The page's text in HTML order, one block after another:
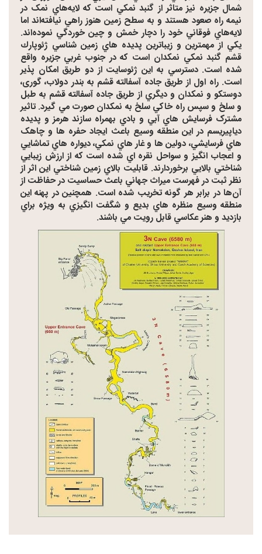
شمال جزيره نيز متاثر از گنبد نمکي است که لايه‌هاي نمک در
نيمه راه صعود هستند و به سطح زمين هنوز راهي نيافته‌اند اما
لايه‌هاي فوقاني خود را دچار خمش و چين خوردگي نموده‌اند.
يكي از مهمترين و زيباترين پديده هاي زمين شناسي ژئوپارك
قشم گنبد نمكي نمكدان است كه در جنوب غربي جزيره واقع
شده است. دسترسي به اين ژئوسايت از دو طريق امكان پذير
است. راه اول از طريق جاده آسفالته قشم به بندر دولاب، گوری،
دوستكو و نمكدان و ديگري از طريق جاده آسفالته قشم به طبل
و سلخ و سپس راه خاكي سلخ به نمكدان صورت مي گيرد. تاثير
مشترک فرسايش هاي آبي و بادي بهمراه سازند هرمز و پديده
دياپيريسم در اين منطقه وسيع باعث ايجاد حفره ها و چاهک
هاي فرسايشي، دولين ها و غار هاي نمکي، ديواره هاي تماشايي
و اعجاب انگيز و سواحل نقره اي شده است که از ارزش زيبايي
شناختي بالايي برخوردارند. قابليت بالاي زمين شناختي اين اثر از
نظر ثبت در فهرست ميراث جهاني باعث حساسيت در حفاظت از
آن‌ها در برابر هر گونه تخريب شده است. همچنين در پهنه اين
منطقه وسيع منظره هاي بديع و شگفت انگيزي به ويژه براي
بازديد و هنر عکاسي قابل رويت مي باشند.